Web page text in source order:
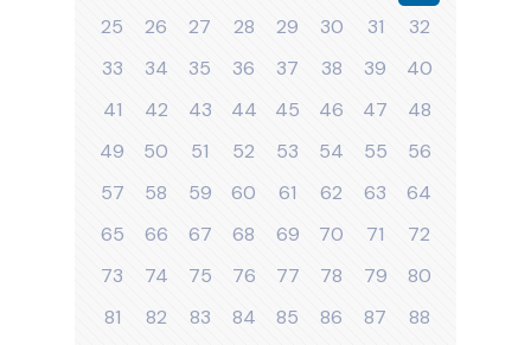
25
26 27 28 29 30 31
32
33
34 35 36 37 38 39
40
41
42 43 44 45 46 47
48
49
50 51 52 53 54 55
56
57
58 59 60 61 62 63
64
65
66 67 68 69 70 71
72
73
74 75 76 77 78 79
80
81
82 83 84 85 86 87
88